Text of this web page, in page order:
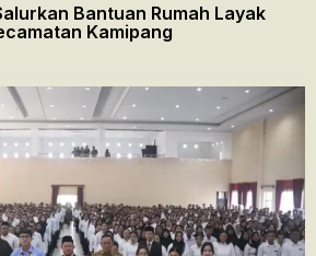
Bantuan Rumah Layak
Kamipang